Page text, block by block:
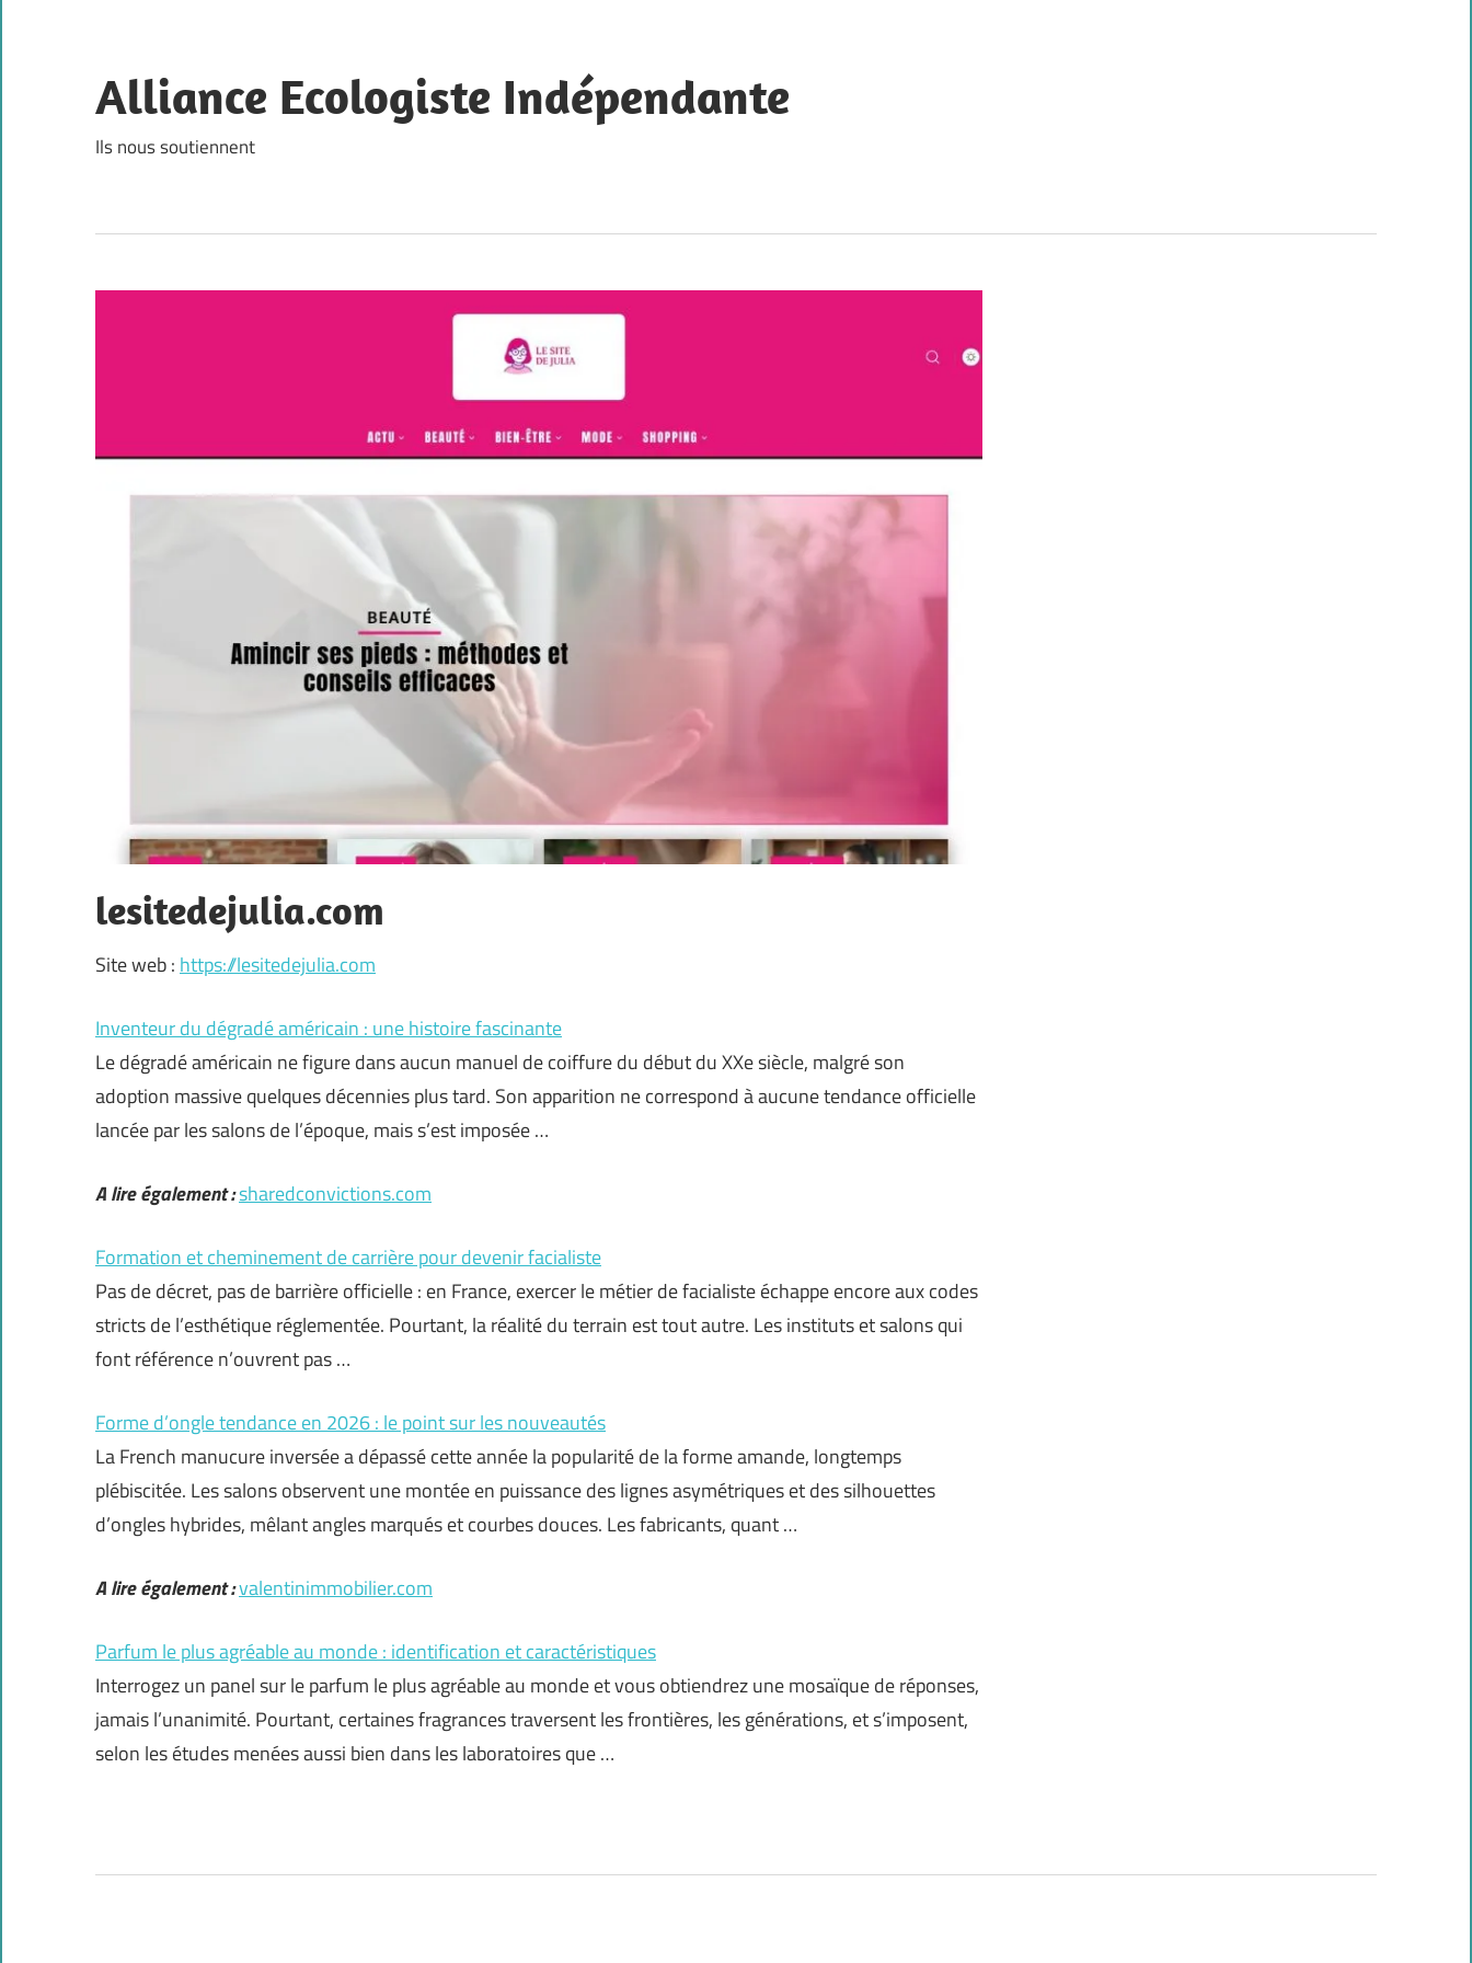
content
Alliance Ecologiste Indépendante
Ils nous soutiennent
lesitedejulia.com
Site web : https://lesitedejulia.com
Inventeur du dégradé américain : une histoire fascinante
Le dégradé américain ne figure dans aucun manuel de coiffure du début du XXe siècle, malgré son
adoption massive quelques décennies plus tard. Son apparition ne correspond à aucune tendance officielle
lancée par les salons de l’époque, mais s’est imposée …
A lire également :sharedconvictions.com
Formation et cheminement de carrière pour devenir facialiste
Pas de décret, pas de barrière officielle : en France, exercer le métier de facialiste échappe encore aux codes
stricts de l’esthétique réglementée. Pourtant, la réalité du terrain est tout autre. Les instituts et salons qui
font référence n’ouvrent pas …
Forme d’ongle tendance en 2026 : le point sur les nouveautés
La French manucure inversée a dépassé cette année la popularité de la forme amande, longtemps
plébiscitée. Les salons observent une montée en puissance des lignes asymétriques et des silhouettes
d’ongles hybrides, mêlant angles marqués et courbes douces. Les fabricants, quant …
A lire également :valentinimmobilier.com
Parfum le plus agréable au monde : identification et caractéristiques
Interrogez un panel sur le parfum le plus agréable au monde et vous obtiendrez une mosaïque de réponses,
jamais l’unanimité. Pourtant, certaines fragrances traversent les frontières, les générations, et s’imposent,
selon les études menées aussi bien dans les laboratoires que …